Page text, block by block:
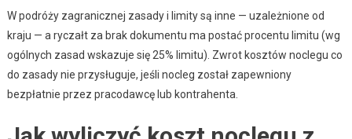
W podróży zagranicznej zasady i limity są inne — uzależnione od
kraju — a ryczałt za brak dokumentu ma postać procentu limitu (wg
ogólnych zasad wskazuje się 25% limitu). Zwrot kosztów noclegu co
do zasady nie przysługuje, jeśli nocleg został zapewniony
bezpłatnie przez pracodawcę lub kontrahenta.